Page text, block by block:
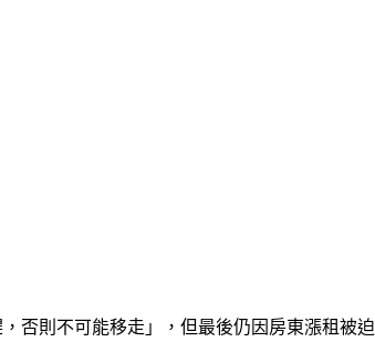
否則不可能移走」，但最後仍因房東漲租被